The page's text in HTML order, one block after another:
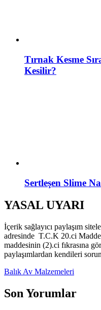
Tırnak Kesme
Kesilir?
Sertleşen Slime
YASAL UYARI
İçerik sağlayıcı paylaşım
adresinde T.C.K 20.ci Madde
maddesinin (2).ci fıkrasına
paylaşımlardan kendileri
Balık Av Malzemeleri
Son Yorumlar